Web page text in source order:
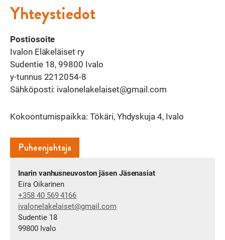
Yhteystiedot
Postiosoite
Ivalon Eläkeläiset ry
Sudentie 18, 99800 Ivalo
y-tunnus 2212054-8
Sähköposti: ivalonelakelaiset@gmail.com
Kokoontumispaikka: Tökäri, Yhdyskuja 4, Ivalo
Puheenjohtaja
Inarin vanhusneuvoston jäsen Jäsenasiat
Eira Oikarinen
+358 40 569 4166
ivalonelakelaiset​@gmail.com
Sudentie 18
99800 Ivalo